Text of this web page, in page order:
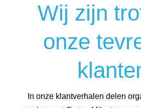
Wij zijn
onze
In onze klantverhalen delen